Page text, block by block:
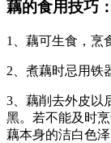
藕的食用技巧：
1、藕可生食，烹
2、煮藕时忌用铁
3、藕削去外皮以
黑。若不能及时
藕本身的洁白色